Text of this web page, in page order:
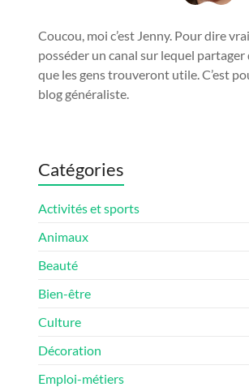
Coucou, moi c’est Jenny. Pour dire
posséder un canal sur lequel
que les gens trouveront utile. C’est
blog généraliste.
Catégories
Activités et sports
Animaux
Beauté
Bien-être
Culture
Décoration
Emploi-métiers